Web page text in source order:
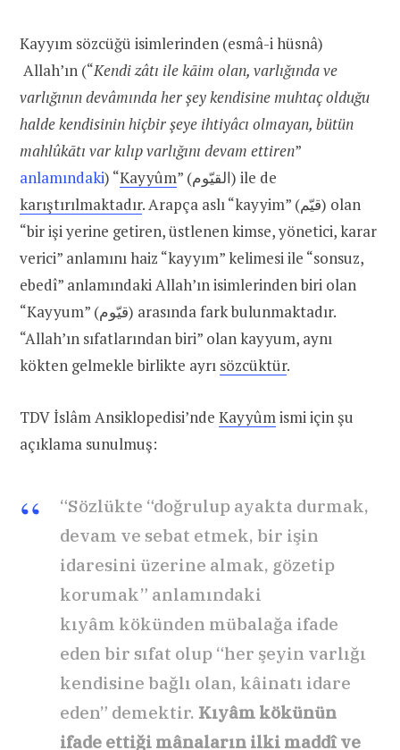
Kayyım sözcüğü isimlerinden (esmâ-i hüsnâ)
Allah’ın (“Kendi zâtı ile kāim olan, varlığında ve
varlığının devâmında her şey kendisine muhtaç olduğu
halde kendisinin hiçbir şeye ihtiyâcı olmayan, bütün
mahlûkātı var kılıp varlığını devam ettiren”
anlamındaki) “Kayyûm
” (القيّوم) ile de
karıştırılmaktadır. Arapça aslı “kayyim” (قيّم) olan
“bir işi yerine getiren, üstlenen kimse, yönetici, karar
verici” anlamını haiz “kayyım” kelimesi ile “sonsuz,
ebedî” anlamındaki Allah’ın isimlerinden biri olan
“Kayyum”
(قيّوم) arasında fark bulunmaktadır.
“Allah’ın sıfatlarından biri” olan kayyum, aynı
kökten gelmekle birlikte ayrı sözcüktür.
TDV İslâm Ansiklopedisi’nde Kayyûmismi için şu
açıklama sunulmuş:
“Sözlükte “doğrulup ayakta durmak,
devam ve sebat etmek, bir işin
idaresini üzerine almak, gözetip
korumak” anlamındaki
kıyâm kökünden mübalağa ifade
eden bir sıfat olup “her şeyin varlığı
kendisine bağlı olan, kâinatı idare
eden” demektir. Kıyâm kökünün
ifade ettiği mânaların ilki maddî ve